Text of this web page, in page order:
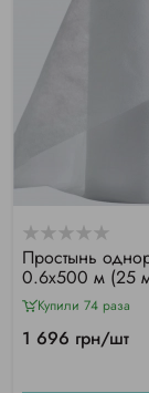
Простынь
0.6х500 м (25
Купили 74 раза
1 696 грн/шт